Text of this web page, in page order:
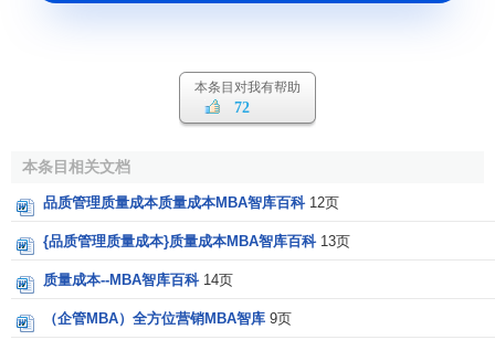
和经管专业学生等对经济管理感兴趣的人。
本条目对我有帮助
72
本条目相关文档
品质管理质量成本质量成本MBA智库百科 12页
{品质管理质量成本}质量成本MBA智库百科 13页
质量成本--MBA智库百科 14页
（企管MBA）全方位营销MBA智库 9页